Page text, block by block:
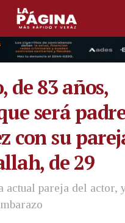
de 83 años,
será
con su
de 29
pareja del actor,